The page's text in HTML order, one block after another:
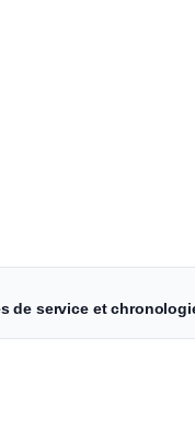
de service et